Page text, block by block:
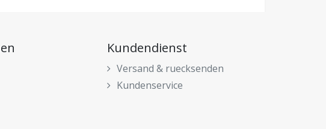
Kundendienst
Versand & ruecksenden
Kundenservice